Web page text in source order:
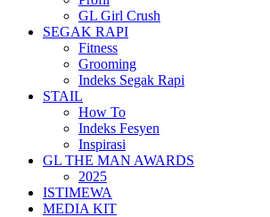
GL Girl Crush
SEGAK RAPI
Fitness
Grooming
Indeks Segak Rapi
STAIL
How To
Indeks Fesyen
Inspirasi
GL THE MAN AWARDS
2025
ISTIMEWA
MEDIA KIT